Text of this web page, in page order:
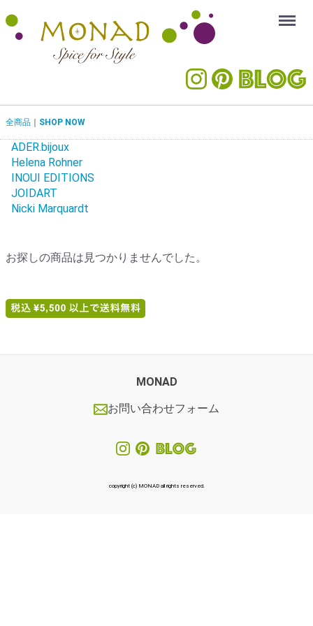
Menu
全商品 SHOP NOW
ADER.bijoux
Helena Rohner
INOUI EDITIONS
JOIDART
Nicki Marquardt
お探しの商品は見つかりませんでした。
MONAD
お問い合わせフォーム
copyright (c) MONAD all rights reserved.